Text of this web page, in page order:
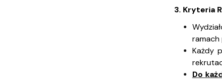
3. Kryteria
ramach
Każdy
Do